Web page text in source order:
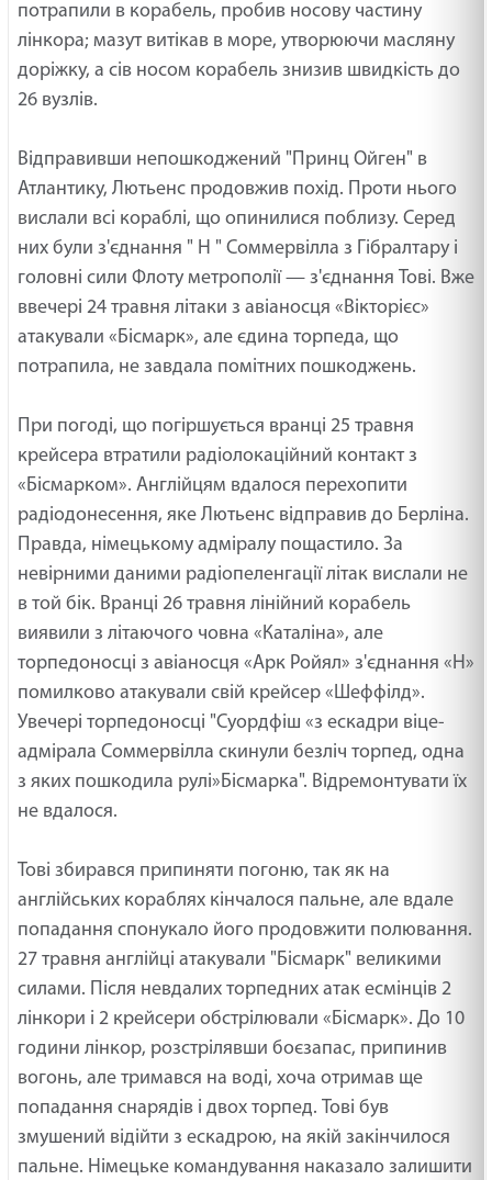
потрапили в корабель, пробив носову частину
лінкора; мазут витікав в море, утворюючи масляну
доріжку, а сів носом корабель знизив швидкість до
26 вузлів.
Відправивши непошкоджений "Принц Ойген" в
Атлантику, Лютьенс продовжив похід. Проти нього
вислали всі кораблі, що опинилися поблизу. Серед
них були з'єднання " Н " Соммервілла з Гібралтару і
головні сили Флоту метрополії — з'єднання Тові. Вже
ввечері 24 травня літаки з авіаносця «Вікторієс»
атакували «Бісмарк», але єдина торпеда, що
потрапила, не завдала помітних пошкоджень.
При погоді, що погіршується вранці 25 травня
крейсера втратили радіолокаційний контакт з
«Бісмарком». Англійцям вдалося перехопити
радіодонесення, яке Лютьенс відправив до Берліна.
Правда, німецькому адміралу пощастило. За
невірними даними радіопеленгації літак вислали не
в той бік. Вранці 26 травня лінійний корабель
виявили з літаючого човна «Каталіна», але
торпедоносці з авіаносця «Арк Ройял» з'єднання «Н»
помилково атакували свій крейсер «Шеффілд».
Увечері торпедоносці "Суордфіш «з ескадри віце-
адмірала Соммервілла скинули безліч торпед, одна
з яких пошкодила рулі»Бісмарка". Відремонтувати їх
не вдалося.
Тові збирався припиняти погоню, так як на
англійських кораблях кінчалося пальне, але вдале
попадання спонукало його продовжити полювання.
27 травня англійці атакували "Бісмарк" великими
силами. Після невдалих торпедних атак есмінців 2
лінкори і 2 крейсери обстрілювали «Бісмарк». До 10
години лінкор, розстрілявши боєзапас, припинив
вогонь, але тримався на воді, хоча отримав ще
попадання снарядів і двох торпед. Тові був
змушений відійти з ескадрою, на якій закінчилося
пальне. Німецьке командування наказало залишити